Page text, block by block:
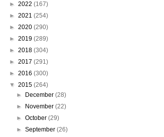
► 2022 (167)
► 2021 (254)
► 2020 (290)
► 2019 (289)
► 2018 (304)
► 2017 (291)
► 2016 (300)
▼ 2015 (264)
►
December (28)
►
November (22)
► October (29)
► September (26)